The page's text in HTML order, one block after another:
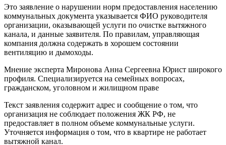
Это заявление о нарушении норм предоставления населению
коммунальных документа указывается ФИО руководителя
организации, оказывающей услуги по очистке вытяжного
канала, и данные заявителя. По правилам, управляющая
компания должна содержать в хорошем состоянии
вентиляцию и дымоходы.
Мнение эксперта Миронова Анна Сергеевна Юрист широкого
профиля. Специализируется на семейных вопросах,
гражданском, уголовном и жилищном праве
Текст заявления содержит адрес и сообщение о том, что
организация не соблюдает положения ЖК РФ, не
предоставляет в полном объеме коммунальные услуги.
Уточняется информация о том, что в квартире не работает
вытяжной канал.